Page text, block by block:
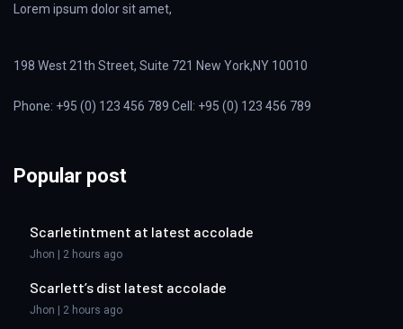
Lorem ipsum dolor sit amet,
198 West 21th Street, Suite 721 New York,NY 10010
Phone: +95 (0) 123 456 789 Cell: +95 (0) 123 456 789
Popular post
Scarletintment at latest accolade
Jhon | 2 hours ago
Scarlett’s dist latest accolade
Jhon | 2 hours ago